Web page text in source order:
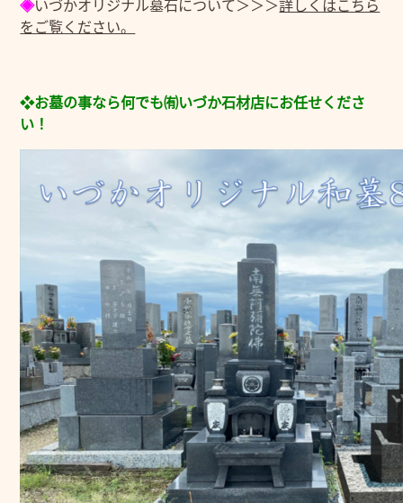
をご覧ください。
❖お墓の事なら何でも㈲いづか石材店にお任せくださ
い！